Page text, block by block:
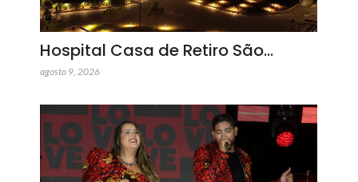
Hospital Casa de Retiro São…
agosto 9, 2026